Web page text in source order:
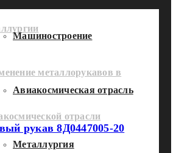
металлорукавов в
отрасли
Машиностроение
Авиакосмическая отрасль
Металлургия
рукав 8Д0447005-20